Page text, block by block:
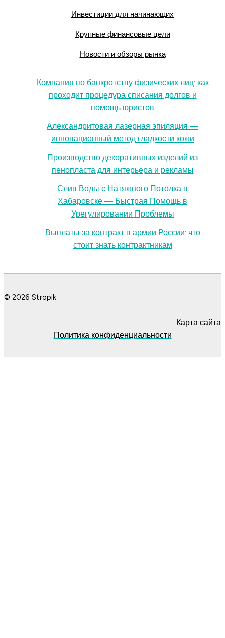
Инвестиции для начинающих
Крупные финансовые цели
Новости и обзоры рынка
Компания по банкротству физических лиц: как
проходит процедура списания долгов и
помощь юристов
Александритовая лазерная эпиляция —
инновационный метод гладкости кожи
Производство декоративных изделий из
пенопласта для интерьера и рекламы
Слив Воды с Натяжного Потолка в
Хабаровске — Быстрая Помощь в
Урегулировании Проблемы
Выплаты за контракт в армии России: что
стоит знать контрактникам
© 2026 Stropik
Карта сайта
Политика конфиденциальности